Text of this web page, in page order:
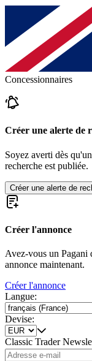
Concessionnaires
Créer une alerte de
Soyez averti dès
recherche est publiée.
Créer une alerte de
Créer l'annonce
Avez-vous un Pagani
annonce maintenant.
Créer l'annonce
Langue:
Devise:
Classic Trader